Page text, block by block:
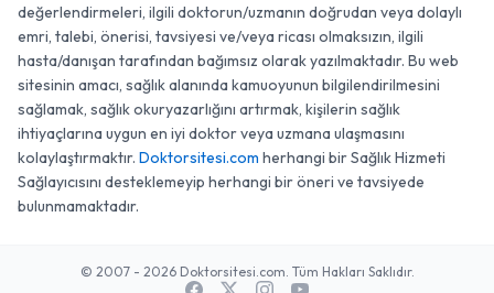
değerlendirmeleri, ilgili doktorun/uzmanın doğrudan veya dolaylı
emri, talebi, önerisi, tavsiyesi ve/veya ricası olmaksızın, ilgili
hasta/danışan tarafından bağımsız olarak yazılmaktadır. Bu web
sitesinin amacı, sağlık alanında kamuoyunun bilgilendirilmesini
sağlamak, sağlık okuryazarlığını artırmak, kişilerin sağlık
ihtiyaçlarına uygun en iyi doktor veya uzmana ulaşmasını
kolaylaştırmaktır. Doktorsitesi.com herhangi bir Sağlık Hizmeti
Sağlayıcısını desteklemeyip herhangi bir öneri ve tavsiyede
bulunmamaktadır.
© 2007 - 2026 Doktorsitesi.com. Tüm Hakları Saklıdır.